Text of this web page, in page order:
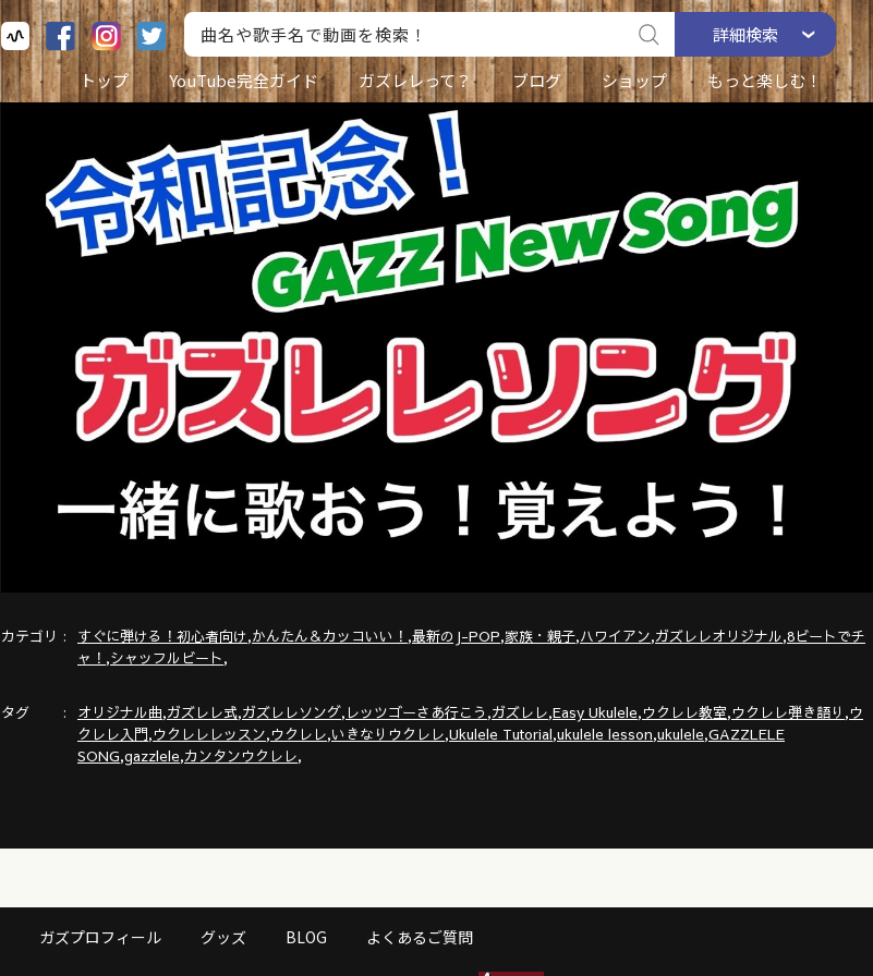
詳細検索
トップ
YouTube完全ガイド ガズレレって？ ブログ ショップ もっと楽しむ！
カテゴリ すぐに弾ける！初心者向け,かんたん＆カッコいい！ ,最新のJ-POP,家族・親子,ハワイアン,ガズレレオリジナル,8ビートでチ
ャ！ ,シャッフルビート,
タグ オリジナル曲,ガズレレ式,ガズレレソング, レッツゴーさあ行こう ,ガズレレ,Easy Ukulele,ウクレレ教室,ウクレレ弾き語り ,ウ
クレレ入門,ウクレレレッスン,ウクレレ,いきなりウクレレ,Ukulele Tutorial,ukulele lesson,ukulele,GAZZLELE
SONG,gazzlele,カンタンウクレレ,
ガズプロフィール グッズ BLOG よくあるご質問